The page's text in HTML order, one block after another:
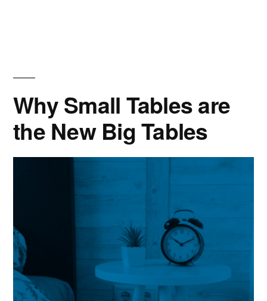
Why Small Tables are
the New Big Tables